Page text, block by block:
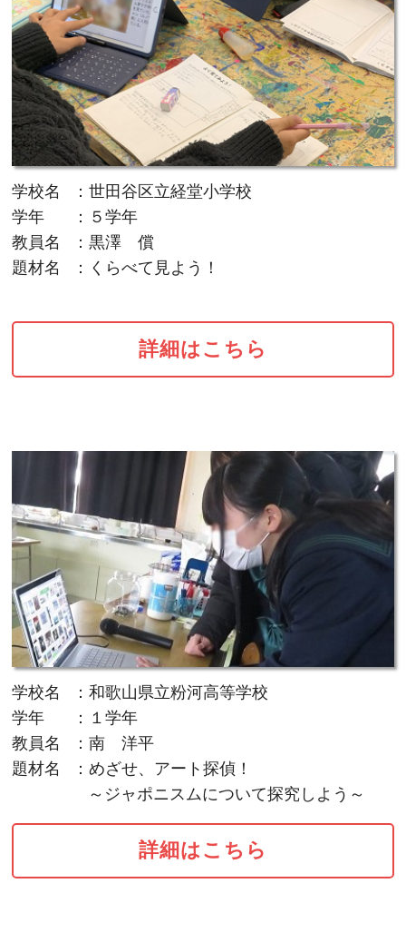
学校名
：世田谷区立経堂小学校
学年
：５学年
教員名
：黒澤 償
題材名
：くらべて見よう！
詳細はこちら
学校名
：和歌山県立粉河高等学校
学年
：１学年
教員名
：南 洋平
題材名
：めざせ、アート探偵！
～ジャポニスムについて探究しよう～
詳細はこちら